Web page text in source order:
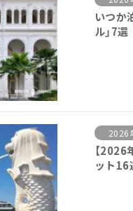
いつか
ル」7選
2026
【
ット16